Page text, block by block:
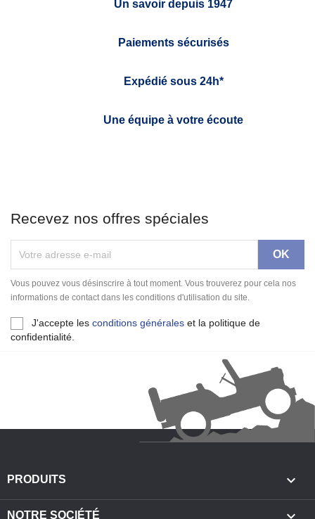
Un savoir depuis 1947
Paiements sécurisés
Expédié sous 24h*
Une équipe à votre écoute
Recevez nos offres spéciales
Vous pouvez vous désinscrire à tout moment. Vous trouverez pour cela nos
informations de contact dans les conditions d'utilisation du site.
J'accepte les conditions générales et la politique de
confidentialité.
PRODUITS 
NOTRE SOCIÉTÉ